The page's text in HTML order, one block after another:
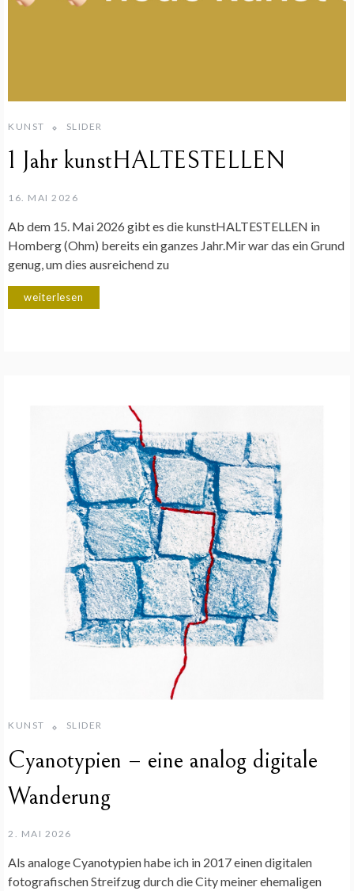
KUNST SLIDER
1 Jahr kunstHALTESTELLEN
16. MAI 2026
Ab dem 15. Mai 2026 gibt es die kunstHALTESTELLEN in
Homberg (Ohm) bereits ein ganzes Jahr.Mir war das ein Grund
genug, um dies ausreichend zu
weiterlesen
KUNST SLIDER
Cyanotypien – eine analog digitale
Wanderung
2. MAI 2026
Als analoge Cyanotypien habe ich in 2017 einen digitalen
fotografischen Streifzug durch die City meiner ehemaligen